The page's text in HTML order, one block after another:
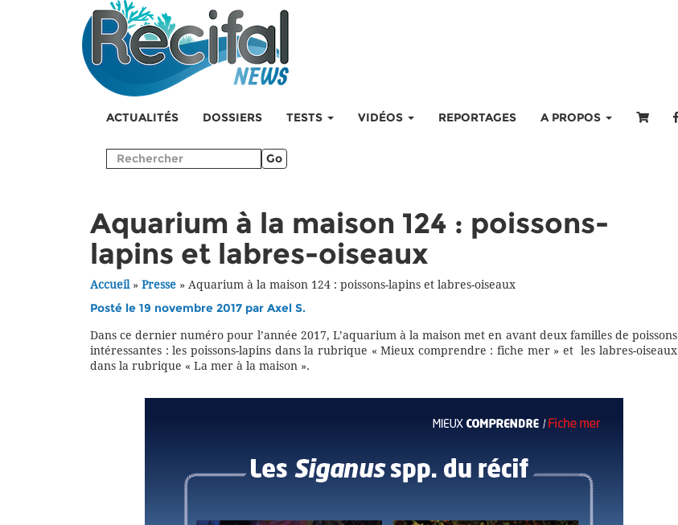
ACTUALITÉS DOSSIERS TESTS VIDÉOS REPORTAGES A PROPOS
Go
Aquarium à la maison 124 : poissons-
lapins et labres-oiseaux
Accueil» Presse » Aquarium à la maison 124 : poissons-lapins et labres-oiseaux
Posté le 19 novembre 2017 par Axel S.
Dans ce dernier numéro pour l’année 2017, L’aquarium à la maison met en avant deux familles de poissons
intéressantes : les poissons-lapins dans la rubrique « Mieux comprendre : fiche mer » et les labres-oiseaux
dans la rubrique « La mer à la maison ».